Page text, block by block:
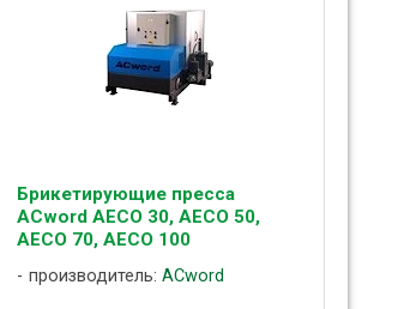
Брикетирующие пресса
ACword AECO 30, AECO 50,
AECO 70, AECO 100
производитель: ACword